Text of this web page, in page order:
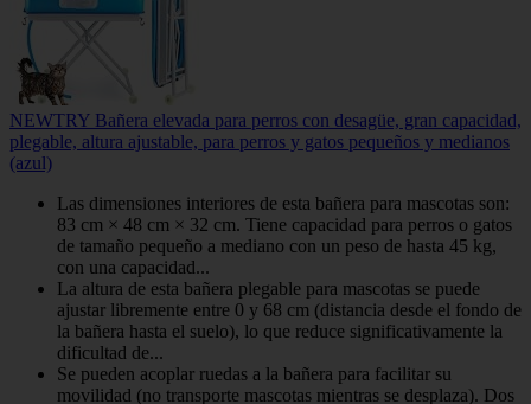
NEWTRY Bañera elevada para perros con desagüe, gran capacidad,
plegable, altura ajustable, para perros y gatos pequeños y medianos
(azul)
Las dimensiones interiores de esta bañera para mascotas son:
83 cm × 48 cm × 32 cm. Tiene capacidad para perros o gatos
de tamaño pequeño a mediano con un peso de hasta 45 kg,
con una capacidad...
La altura de esta bañera plegable para mascotas se puede
ajustar libremente entre 0 y 68 cm (distancia desde el fondo de
la bañera hasta el suelo), lo que reduce significativamente la
dificultad de...
Se pueden acoplar ruedas a la bañera para facilitar su
movilidad (no transporte mascotas mientras se desplaza). Dos